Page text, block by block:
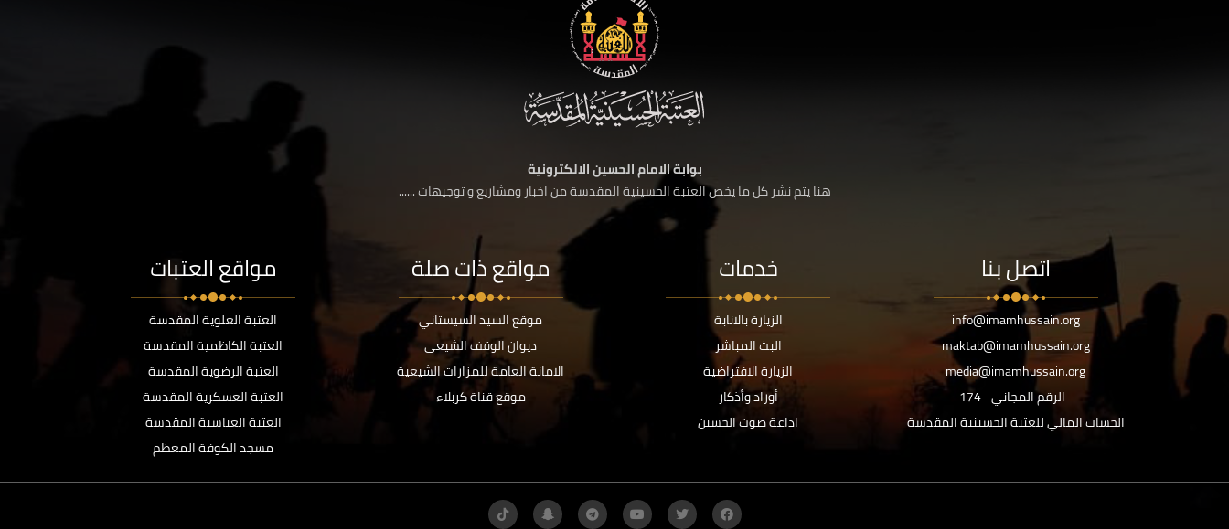
بوابة الامام الحسين الالكترونية
هنا يتم نشر كل ما يخص العتبة الحسينية المقدسة من اخبار ومشاريع و توجيهات ......
اتصل بنا
info@imamhussain.org
maktab@imamhussain.org
media@imamhussain.org
الرقم المجاني 174
الحساب المالي للعتبة الحسينية المقدسة
خدمات
الزيارة بالانابة
البث المباشر
الزيارة الافتراضية
أوراد وأذكار
اذاعة صوت الحسين
مواقع ذات صلة
موقع السيد السيستاني
ديوان الوقف الشيعي
الامانة العامة للمزارات الشيعية
موقع قناة كربلاء
مواقع العتبات
العتبة العلوية المقدسة
العتبة الكاظمية المقدسة
العتبة الرضوية المقدسة
العتبة العسكرية المقدسة
العتبة العباسية المقدسة
مسجد الكوفة المعظم